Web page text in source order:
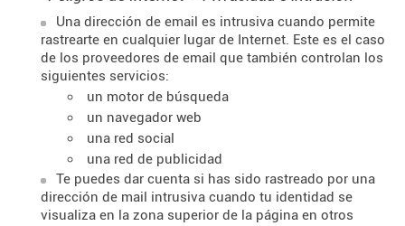
Una dirección de email es intrusiva cuando permite
rastrearte en cualquier lugar de Internet. Este es el caso
de los proveedores de email que también controlan los
siguientes servicios:
un motor de búsqueda
un navegador web
una red social
una red de publicidad
Te puedes dar cuenta si has sido rastreado por una
dirección de mail intrusiva cuando tu identidad se
visualiza en la zona superior de la página en otros